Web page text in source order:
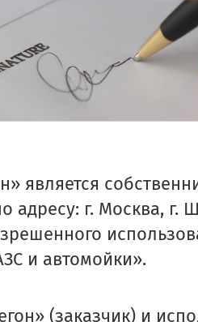
является
адресу: г. Москва, г.
и автомойки».
(заказчик) и